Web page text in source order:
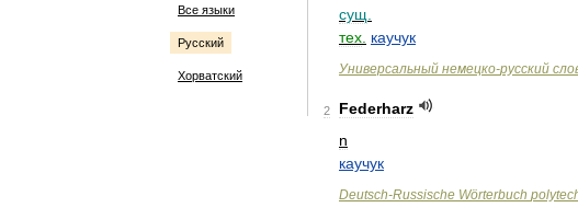
Все языки
Русский
Хорватский
сущ
тех каучук
Универсальный немецко-русский
2
Federharz
n
каучук
Deutsch-Russische Wörterbuch